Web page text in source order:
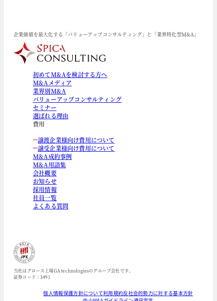
企業価値を最大化する「バリューアップコンサルティング」と「業界特化型M&A」
初めてM&Aを検討する方へ
M&Aメディア
業界別M&A
バリューアップコンサルティング
セミナー
選ばれる理由
費用
譲渡企業様向け費用について
譲受企業様向け費用について
M&A成約事例
M&A用語集
会社概要
お知らせ
採用情報
社員一覧
よくある質問
当社はグロース上場GA technologiesのグループ会社です。
証券コード：3491
個人情報保護方針について利用規約反社会的勢力に対する基本方針